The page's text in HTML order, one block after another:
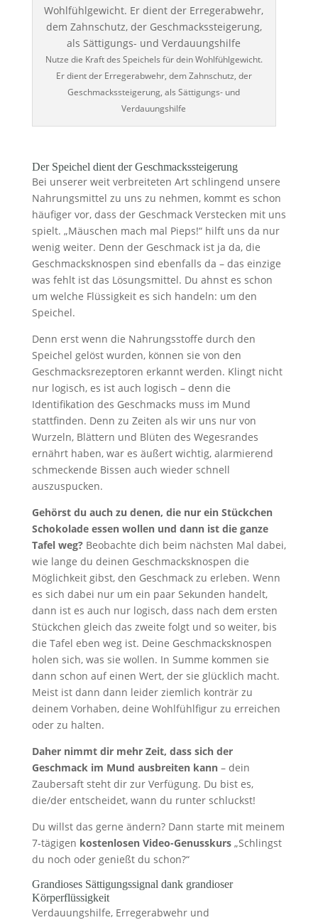
Nutze die Kraft des Speichels für dein Wohlfühlgewicht.
Er dient der Erregerabwehr, dem Zahnschutz, der
Geschmackssteigerung, als Sättigungs- und
Verdauungshilfe
Der Speichel dient der Geschmackssteigerung
Bei unserer weit verbreiteten Art schlingend unsere
Nahrungsmittel zu uns zu nehmen, kommt es schon
häufiger vor, dass der Geschmack Verstecken mit uns
spielt. „Mäuschen mach mal Pieps!“ hilft uns da nur
wenig weiter. Denn der Geschmack ist ja da, die
Geschmacksknospen sind ebenfalls da – das einzige
was fehlt ist das Lösungsmittel. Du ahnst es schon
um welche Flüssigkeit es sich handeln: um den
Speichel.
Denn erst wenn die Nahrungsstoffe durch den
Speichel gelöst wurden, können sie von den
Geschmacksrezeptoren erkannt werden. Klingt nicht
nur logisch, es ist auch logisch – denn die
Identifikation des Geschmacks muss im Mund
stattfinden. Denn zu Zeiten als wir uns nur von
Wurzeln, Blättern und Blüten des Wegesrandes
ernährt haben, war es äußert wichtig, alarmierend
schmeckende Bissen auch wieder schnell
auszuspucken.
Gehörst du auch zu denen, die nur ein Stückchen
Schokolade essen wollen und dann ist die ganze
Tafel weg?Beobachte dich beim nächsten Mal dabei,
wie lange du deinen Geschmacksknospen die
Möglichkeit gibst, den Geschmack zu erleben. Wenn
es sich dabei nur um ein paar Sekunden handelt,
dann ist es auch nur logisch, dass nach dem ersten
Stückchen gleich das zweite folgt und so weiter, bis
die Tafel eben weg ist. Deine Geschmacksknospen
holen sich, was sie wollen. In Summe kommen sie
dann schon auf einen Wert, der sie glücklich macht.
Meist ist dann dann leider ziemlich konträr zu
deinem Vorhaben, deine Wohlfühlfigur zu erreichen
oder zu halten.
Daher nimmt dir mehr Zeit, dass sich der
Geschmack im Mund ausbreiten kann– dein
Zaubersaft steht dir zur Verfügung. Du bist es,
die/der entscheidet, wann du runter schluckst!
Du willst das gerne ändern? Dann starte mit meinem
7-tägigen kostenlosen Video-Genusskurs„Schlingst
du noch oder genießt du schon?“
Grandioses Sättigungssignal dank grandioser
Körperflüssigkeit
Verdauungshilfe, Erregerabwehr und